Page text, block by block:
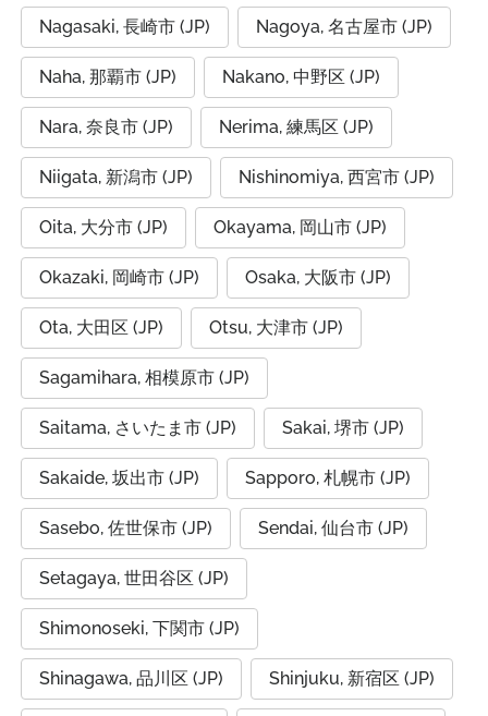
Nagasaki, 長崎市 (JP) Nagoya, 名古屋市 (JP)
Naha, 那覇市 (JP) Nakano, 中野区 (JP)
Nara, 奈良市 (JP) Nerima, 練馬区 (JP)
Niigata, 新潟市 (JP) Nishinomiya, 西宮市 (JP)
Oita, 大分市 (JP) Okayama, 岡山市 (JP)
Okazaki, 岡崎市 (JP) Osaka, 大阪市 (JP)
Ota, 大田区 (JP) Otsu, 大津市 (JP)
Sagamihara, 相模原市 (JP)
Saitama, さいたま市 (JP) Sakai, 堺市 (JP)
Sakaide, 坂出市 (JP) Sapporo, 札幌市 (JP)
Sasebo, 佐世保市 (JP) Sendai, 仙台市 (JP)
Setagaya, 世田谷区 (JP)
Shimonoseki, 下関市 (JP)
Shinagawa, 品川区 (JP) Shinjuku, 新宿区 (JP)